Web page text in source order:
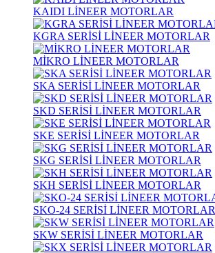
KAIDI LİNEER MOTORLAR
KGRA SERİSİ LİNEER MOTORLAR
MİKRO LİNEER MOTORLAR
SKA SERİSİ LİNEER MOTORLAR
SKD SERİSİ LİNEER MOTORLAR
SKE SERİSİ LİNEER MOTORLAR
SKG SERİSİ LİNEER MOTORLAR
SKH SERİSİ LİNEER MOTORLAR
SKO-24 SERİSİ LİNEER MOTORLAR
SKW SERİSİ LİNEER MOTORLAR